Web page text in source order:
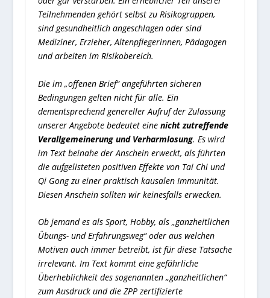
Teilnehmenden gehört selbst zu Risikogruppen,
sind gesundheitlich angeschlagen oder sind
Mediziner, Erzieher, Altenpflegerinnen, Pädagogen
und arbeiten im Risikobereich.
Die im „offenen Brief“ angeführten sicheren
Bedingungen gelten nicht für alle. Ein
dementsprechend genereller Aufruf der Zulassung
unserer Angebote bedeutet eine nicht zutreffende
Verallgemeinerung und Verharmlosung. Es wird
im Text beinahe der Anschein erweckt, als führten
die aufgelisteten positiven Effekte von Tai Chi und
Qi Gong zu einer praktisch kausalen Immunität.
Diesen Anschein sollten wir keinesfalls erwecken.
Ob jemand es als Sport, Hobby, als „ganzheitlichen
Übungs- und Erfahrungsweg“ oder aus welchen
Motiven auch immer betreibt, ist für diese Tatsache
irrelevant. Im Text kommt eine gefährliche
Überheblichkeit des sogenannten „ganzheitlichen“
zum Ausdruck und die ZPP zertifizierte